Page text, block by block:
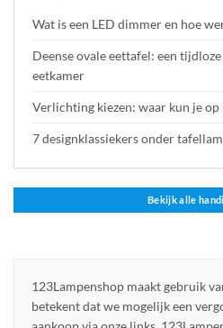
Wat is een LED dimmer en hoe
Deense ovale eettafel: een
eetkamer
Verlichting kiezen: waar kun je op
7 designklassiekers onder
Bekijk alle
123Lampenshop maakt gebruik
betekent dat we mogelijk een